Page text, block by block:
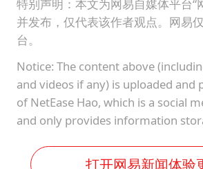
特别声明：本文为网易自媒体平台“
并发布，仅代表该作者观点。网易
台。
Notice: The content above
and videos if any) is uploaded and
of NetEase Hao, which is a social
and only provides information
打开网易新闻体验